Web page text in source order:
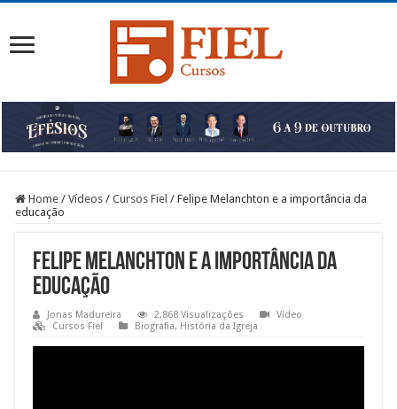
Home / Vídeos / Cursos Fiel / Felipe Melanchton e a importância da
educação
Felipe Melanchton e a importância da
educação
Jonas Madureira 2,868 Visualizações
Vídeo
Cursos Fiel
Biografia, História da Igreja